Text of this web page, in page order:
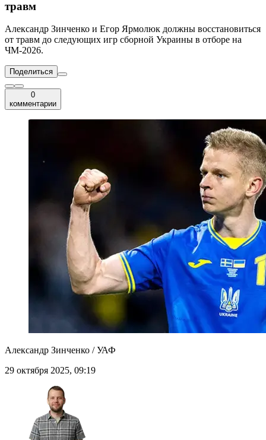
травм
Александр Зинченко и Егор Ярмолюк должны восстановиться
от травм до следующих игр сборной Украины в отборе на
ЧМ-2026.
Поделиться
0
комментарии
Александр Зинченко / УАФ
29 октября 2025, 09:19